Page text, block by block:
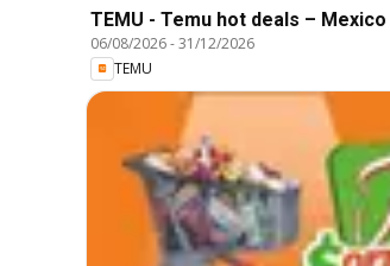
TEMU - Temu hot deals – Mexico
06/08/2026-31/12/2026
TEMU